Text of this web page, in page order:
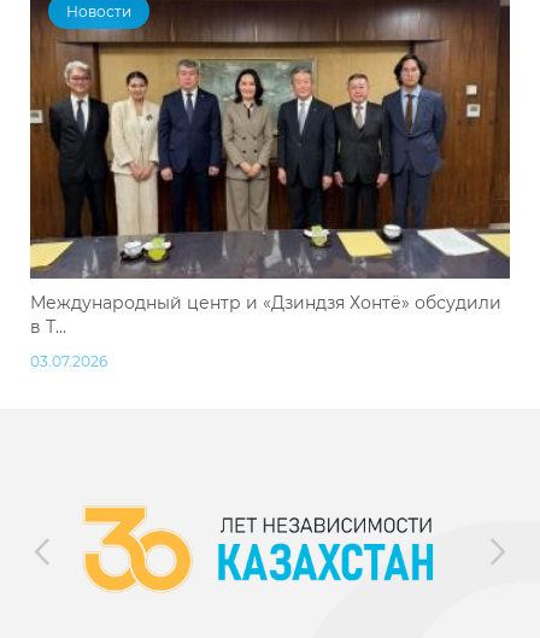
Новости
Международный центр и «Дзиндзя Хонтё» обсудили
в Т...
03.07.2026